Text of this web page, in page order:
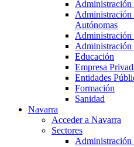
Administración
Administración
Autónomas
Administración
Administración
Educación
Empresa
Entidades
Formación
Sanidad
Navarra
Acceder a Navarra
Sectores
Administración